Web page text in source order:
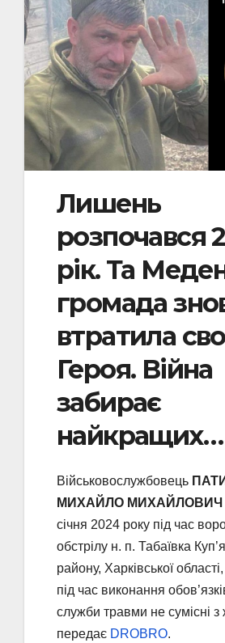
Лишень
розпочався
рік. Та
громада
втратила
Героя. Війна
забирає
найкращих…
Військовослужбовець
МИХАЙЛО МИХАЙЛОВИЧ
січня 2024 року під час
обстрілу н. п. Табаївка
району, Харківської
під час виконання
служби травми не сумісні з
передає DROBRO.